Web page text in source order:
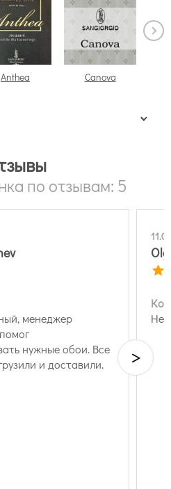
Anthea Canova
по отзывам: 5
менеджер
нужные обои. Все
и доставили.
Нет
>